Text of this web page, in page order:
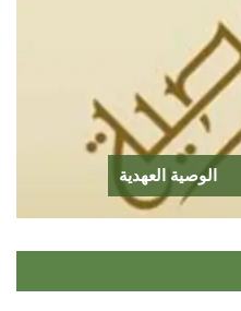
الوصية العهدية